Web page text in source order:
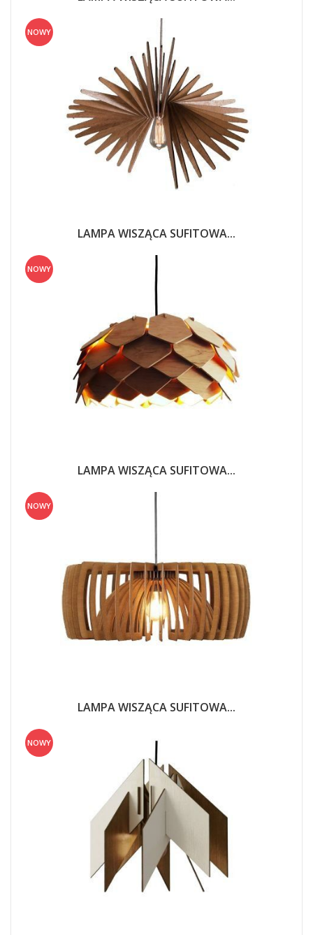
LAMPA WISZĄCA SUFITOWA...
NOWY
LAMPA WISZĄCA SUFITOWA...
NOWY
LAMPA WISZĄCA SUFITOWA...
NOWY
NOWY